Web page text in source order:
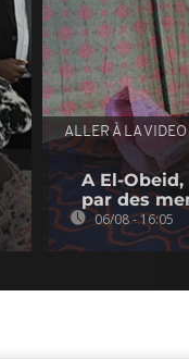
ALLER À LA VIDEO
A El-
par des
06/08 - 16:05